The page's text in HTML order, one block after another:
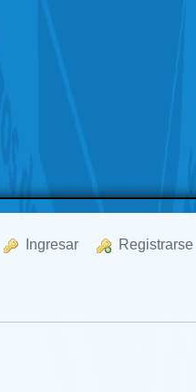
Ingresar Registrarse